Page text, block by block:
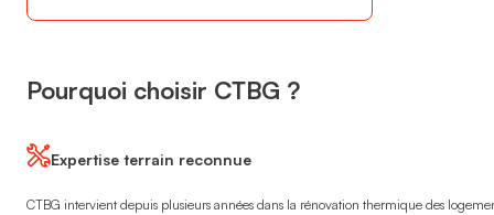
3 - Réalisation des travaux certifiés RGE
Pourquoi choisir CTBG ?
Expertise terrain reconnue
CTBG intervient depuis plusieurs années dans la rénovation thermique des